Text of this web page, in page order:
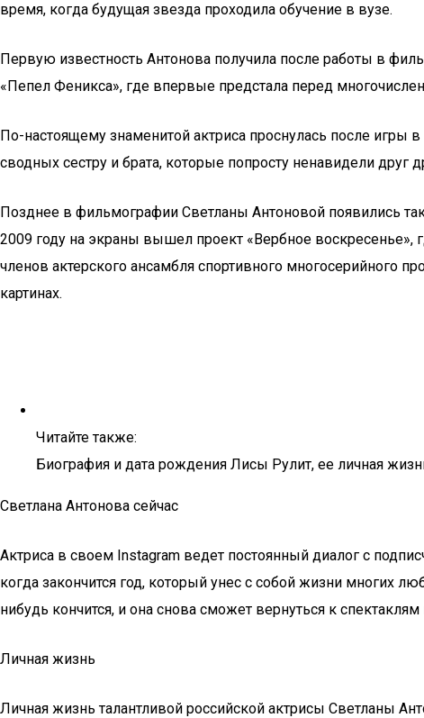
время, когда будущая звезда проходила обучение в вузе.
Первую известность Антонова получила после работы в
«Пепел Феникса», где впервые предстала перед
По-настоящему знаменитой актриса проснулась после
сводных сестру и брата, которые попросту ненавидели друг
Позднее в фильмографии Светланы Антоновой появились
2009 году на экраны вышел проект «Вербное воскресенье»,
членов актерского ансамбля спортивного многосерийного
картинах.
Читайте также:
Биография и дата рождения Лисы Рулит, ее личная
Светлана Антонова сейчас
Актриса в своем Instagram ведет постоянный диалог с
когда закончится год, который унес с собой жизни многих
нибудь кончится, и она снова сможет вернуться к
Личная жизнь
Личная жизнь талантливой российской актрисы Светланы